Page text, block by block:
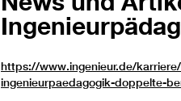
https://www.ingenieur.de/
ingenieurpaedagogik-doppelte-